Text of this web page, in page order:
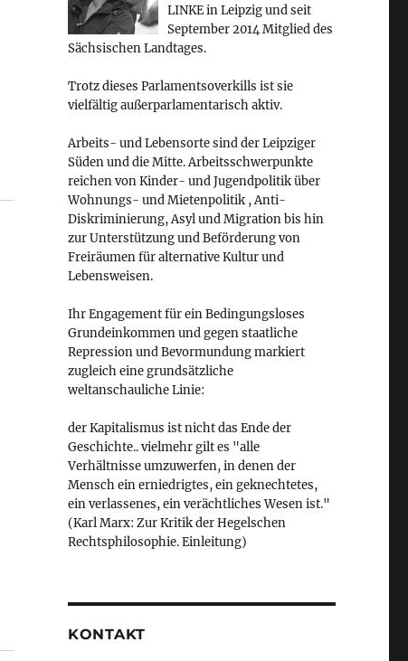
LINKE in Leipzig und seit
September 2014 Mitglied des
Sächsischen Landtages.
Trotz dieses Parlamentsoverkills ist sie
vielfältig außerparlamentarisch aktiv.
Arbeits- und Lebensorte sind der Leipziger
Süden und die Mitte. Arbeitsschwerpunkte
reichen von Kinder- und Jugendpolitik über
Wohnungs- und Mietenpolitik , Anti-
Diskriminierung, Asyl und Migration bis hin
zur Unterstützung und Beförderung von
Freiräumen für alternative Kultur und
Lebensweisen.
Ihr Engagement für ein Bedingungsloses
Grundeinkommen und gegen staatliche
Repression und Bevormundung markiert
zugleich eine grundsätzliche
weltanschauliche Linie:
der Kapitalismus ist nicht das Ende der
Geschichte.. vielmehr gilt es "alle
Verhältnisse umzuwerfen, in denen der
Mensch ein erniedrigtes, ein geknechtetes,
ein verlassenes, ein verächtliches Wesen ist."
(Karl Marx: Zur Kritik der Hegelschen
Rechtsphilosophie. Einleitung)
KONTAKT